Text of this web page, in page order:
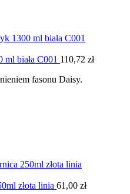
biała C001 110,72 zł
fasonu Daisy.
złota linia 61,00 zł